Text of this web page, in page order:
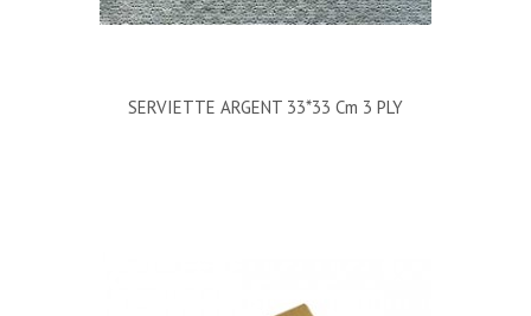
SERVIETTE ARGENT 33*33 Cm 3 PLY